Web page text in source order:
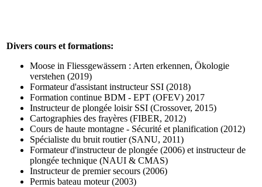
Divers cours et formations:
Moose in Fliessgewässern : Arten erkennen, Ökologie
verstehen (2019)
Formateur d'assistant instructeur SSI (2018)
Formation continue BDM - EPT (OFEV) 2017
Instructeur de plongée loisir SSI (Crossover, 2015)
Cartographies des frayères (FIBER, 2012)
Cours de haute montagne - Sécurité et planification (2012)
Spécialiste du bruit routier (SANU, 2011)
Formateur d'instructeur de plongée (2006) et instructeur de
plongée technique (NAUI & CMAS)
Instructeur de premier secours (2006)
Permis bateau moteur (2003)